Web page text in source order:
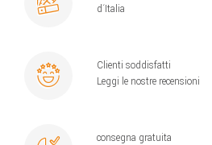
d´Italia
Clienti soddisfatti
Leggi le nostre recensioni
consegna gratuita